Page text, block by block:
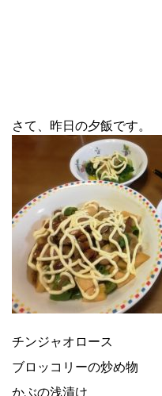
さて、昨日の夕飯です。
チンジャオロース
ブロッコリーの炒め物
かぶの浅漬け